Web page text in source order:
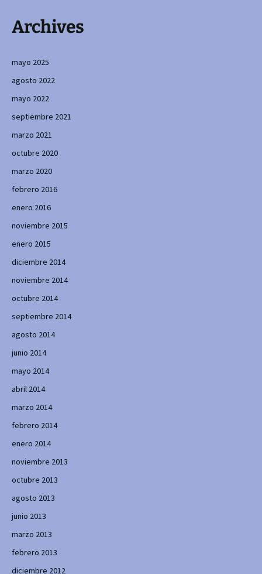
Archives
mayo 2025
agosto 2022
mayo 2022
septiembre 2021
marzo 2021
octubre 2020
marzo 2020
febrero 2016
enero 2016
noviembre 2015
enero 2015
diciembre 2014
noviembre 2014
octubre 2014
septiembre 2014
agosto 2014
junio 2014
mayo 2014
abril 2014
marzo 2014
febrero 2014
enero 2014
noviembre 2013
octubre 2013
agosto 2013
junio 2013
marzo 2013
febrero 2013
diciembre 2012